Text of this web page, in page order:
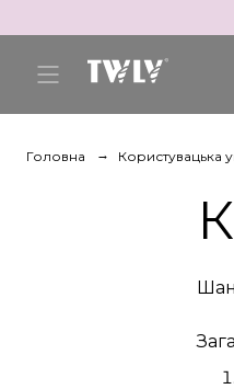
Головна Користувацька